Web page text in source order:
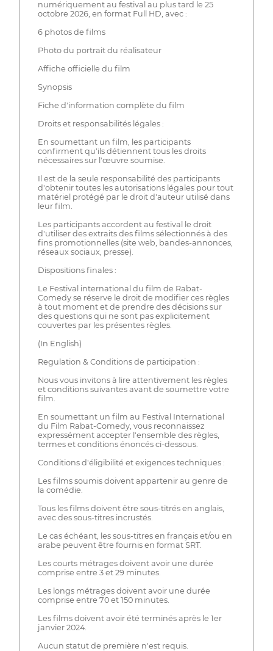
numériquement au festival au plus tard le 25
octobre 2026, en format Full HD, avec :
6 photos de films
Photo du portrait du réalisateur
Affiche officielle du film
Synopsis
Fiche d'information complète du film
Droits et responsabilités légales :
En soumettant un film, les participants
confirment qu'ils détiennent tous les droits
nécessaires sur l'œuvre soumise.
Il est de la seule responsabilité des participants
d'obtenir toutes les autorisations légales pour tout
matériel protégé par le droit d'auteur utilisé dans
leur film.
Les participants accordent au festival le droit
d'utiliser des extraits des films sélectionnés à des
fins promotionnelles (site web, bandes-annonces,
réseaux sociaux, presse).
Dispositions finales :
Le Festival international du film de Rabat-
Comedy se réserve le droit de modifier ces règles
à tout moment et de prendre des décisions sur
des questions qui ne sont pas explicitement
couvertes par les présentes règles.
(In English)
Regulation & Conditions de participation :
Nous vous invitons à lire attentivement les règles
et conditions suivantes avant de soumettre votre
film.
En soumettant un film au Festival International
du Film Rabat-Comedy, vous reconnaissez
expressément accepter l'ensemble des règles,
termes et conditions énoncés ci-dessous.
Conditions d'éligibilité et exigences techniques :
Les films soumis doivent appartenir au genre de
la comédie.
Tous les films doivent être sous-titrés en anglais,
avec des sous-titres incrustés.
Le cas échéant, les sous-titres en français et/ou en
arabe peuvent être fournis en format SRT.
Les courts métrages doivent avoir une durée
comprise entre 3 et 29 minutes.
Les longs métrages doivent avoir une durée
comprise entre 70 et 150 minutes.
Les films doivent avoir été terminés après le 1er
janvier 2024.
Aucun statut de première n'est requis.